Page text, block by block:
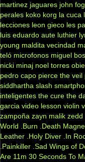
martinez jaguares john
perales koko korg la cuca
lecciones leon gieco les
luis eduardo aute luthier
young maldita vecindad
teló microfonos miguel
nicki minaj noel torres
pedro capo pierce the veil
siddhartha slash
inteligentes the cure the
garcia video lesson violin
zampoña zayn malik zedd
World
.Burn .Death
Leather .Holy Diver .In
.Painkiller .Sad Wings of
Are 11m 30 Seconds To